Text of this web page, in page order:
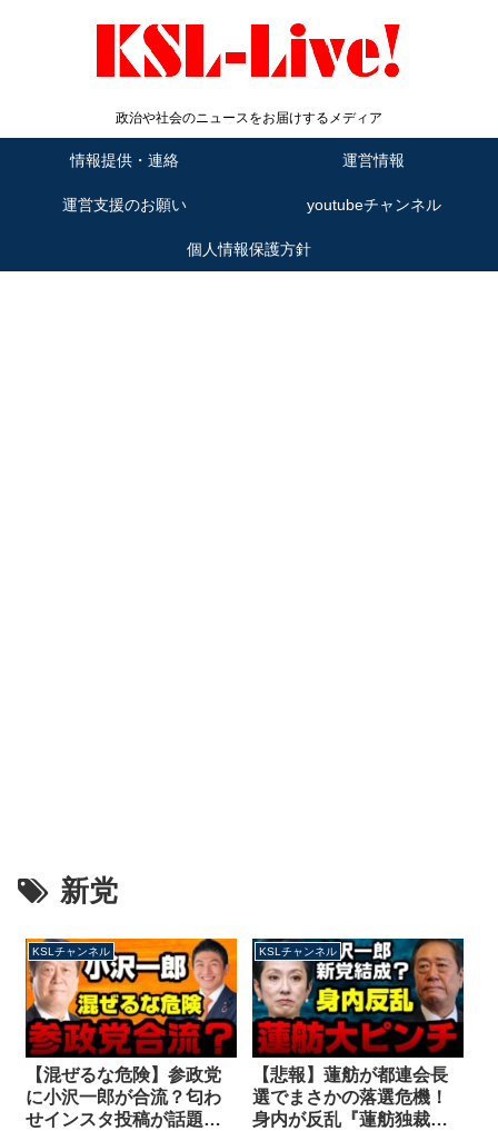
政治や社会のニュースをお届けするメディア
情報提供・連絡 運営情報
運営支援のお願い youtubeチャンネル
個人情報保護方針
新党
KSLチャンネル
【混ぜるな危険】参政党
に小沢一郎が合流？匂わ
せインスタ投稿が話題に
KSLチャンネル
【悲報】蓮舫が都連会長
選でまさかの落選危機！
身内が反乱『蓮舫独裁』